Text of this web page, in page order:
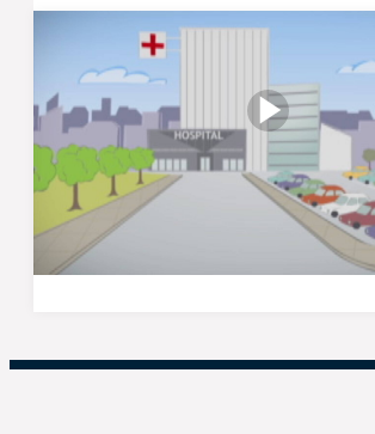
Sådan er det at være på
hospitalet
Se en animationsfilm om at være
hospitalet. Filmen fortæller kort om
på et hospital og de forventninger,
som patient.